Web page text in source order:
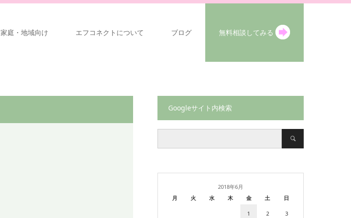
家庭・地域向け エフコネクトについて ブログ 無料相談してみる
Googleサイト内検索
2018年6月
月
火 水 木 金 土 日
1 2 3